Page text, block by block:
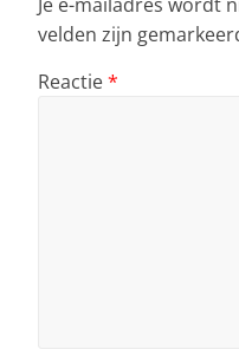
velden zijn
Reactie*